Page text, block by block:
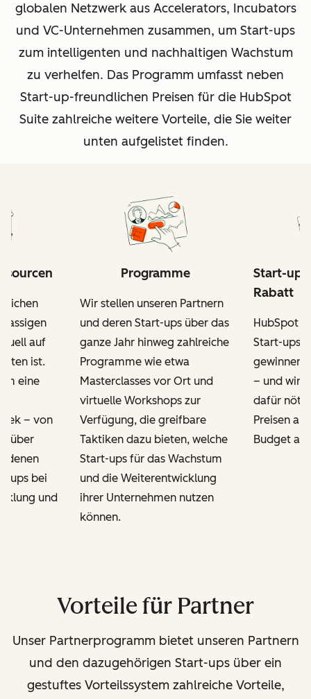
globalen Netzwerk aus Accelerators, Incubators
und VC-Unternehmen zusammen, um Start-ups
zum intelligenten und nachhaltigen Wachstum
zu verhelfen. Das Programm umfasst neben
Start-up-freundlichen Preisen für die HubSpot
Suite zahlreiche weitere Vorteile, die Sie weiter
unten aufgelistet finden.
auf
ist.
eine
– von
über
ups bei
und
Programme
Wir stellen unseren Partnern
und deren Start-ups über das
ganze Jahr hinweg zahlreiche
Programme wie etwa
Masterclasses vor Ort und
virtuelle Workshops zur
Verfügung, die greifbare
Taktiken dazu bieten, welche
Start-ups für das Wachstum
und die Weiterentwicklung
ihrer Unternehmen nutzen
können.
Start-
Rabatt
HubSpot
Start-ups,
gewinnen
– und wir
dafür
Preisen
Budget
Vorteile für Partner
Unser Partnerprogramm bietet unseren Partnern
und den dazugehörigen Start-ups über ein
gestuftes Vorteilssystem zahlreiche Vorteile,